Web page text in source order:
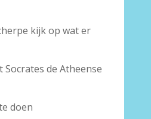
kijk op wat er
de Atheense
doen